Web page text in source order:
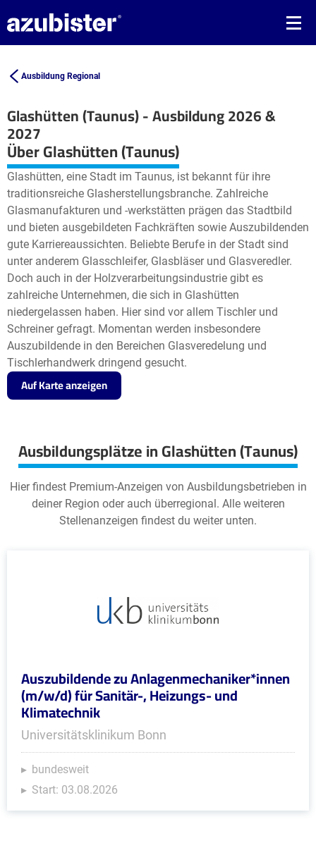
Ausbildung Regional
Glashütten (Taunus) - Ausbildung 2026 &
2027
+
−
Über Glashütten (Taunus)
Glashütten, eine Stadt im Taunus, ist bekannt für ihre
traditionsreiche Glasherstellungsbranche. Zahlreiche
Glasmanufakturen und -werkstätten prägen das Stadtbild
und bieten ausgebildeten Fachkräften sowie Auszubildenden
gute Karriereaussichten. Beliebte Berufe in der Stadt sind
unter anderem Glasschleifer, Glasbläser und Glasveredler.
Doch auch in der Holzverarbeitungsindustrie gibt es
zahlreiche Unternehmen, die sich in Glashütten
niedergelassen haben. Hier sind vor allem Tischler und
Schreiner gefragt. Momentan werden insbesondere
Auszubildende in den Bereichen Glasveredelung und
Tischlerhandwerk dringend gesucht.
Auf Karte anzeigen
Ausbildungsplätze in Glashütten (Taunus)
Hier findest Premium-Anzeigen von Ausbildungsbetrieben in
deiner Region oder auch überregional. Alle weiteren
Stellenanzeigen findest du weiter unten.
Auszubildende zu Anlagenmechaniker*innen
(m/w/d) für Sanitär-, Heizungs- und
Klimatechnik
Universitätsklinikum Bonn
bundesweit
Start: 03.08.2026